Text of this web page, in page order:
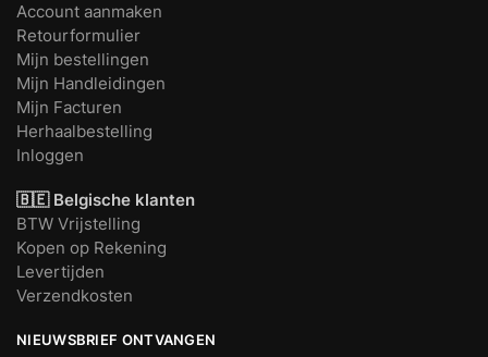
Account aanmaken
Retourformulier
Mijn bestellingen
Mijn Handleidingen
Mijn Facturen
Herhaalbestelling
Inloggen
🇧🇪 Belgische klanten
BTW Vrijstelling
Kopen op Rekening
Levertijden
Verzendkosten
NIEUWSBRIEF ONTVANGEN